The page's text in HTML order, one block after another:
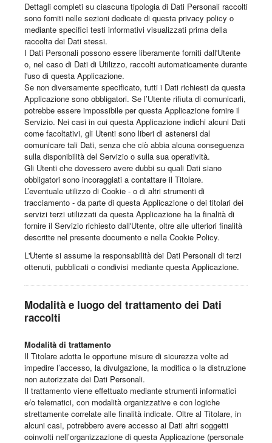
Dettagli completi su ciascuna tipologia di Dati Personali raccolti
sono forniti nelle sezioni dedicate di questa privacy policy o
mediante specifici testi informativi visualizzati prima della
raccolta dei Dati stessi.
I Dati Personali possono essere liberamente forniti dall'Utente
o, nel caso di Dati di Utilizzo, raccolti automaticamente durante
l'uso di questa Applicazione.
Se non diversamente specificato, tutti i Dati richiesti da questa
Applicazione sono obbligatori. Se l’Utente rifiuta di comunicarli,
potrebbe essere impossibile per questa Applicazione fornire il
Servizio. Nei casi in cui questa Applicazione indichi alcuni Dati
come facoltativi, gli Utenti sono liberi di astenersi dal
comunicare tali Dati, senza che ciò abbia alcuna conseguenza
sulla disponibilità del Servizio o sulla sua operatività.
Gli Utenti che dovessero avere dubbi su quali Dati siano
obbligatori sono incoraggiati a contattare il Titolare.
L’eventuale utilizzo di Cookie - o di altri strumenti di
tracciamento - da parte di questa Applicazione o dei titolari dei
servizi terzi utilizzati da questa Applicazione ha la finalità di
fornire il Servizio richiesto dall'Utente, oltre alle ulteriori finalità
descritte nel presente documento e nella Cookie Policy.
L'Utente si assume la responsabilità dei Dati Personali di terzi
ottenuti, pubblicati o condivisi mediante questa Applicazione.
Modalità e luogo del trattamento dei Dati
raccolti
Modalità di trattamento
Il Titolare adotta le opportune misure di sicurezza volte ad
impedire l’accesso, la divulgazione, la modifica o la distruzione
non autorizzate dei Dati Personali.
Il trattamento viene effettuato mediante strumenti informatici
e/o telematici, con modalità organizzative e con logiche
strettamente correlate alle finalità indicate. Oltre al Titolare, in
alcuni casi, potrebbero avere accesso ai Dati altri soggetti
coinvolti nell’organizzazione di questa Applicazione (personale